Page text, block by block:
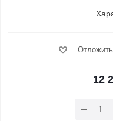
Отложить
12